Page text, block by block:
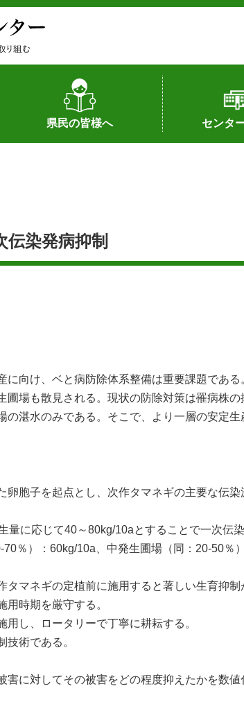
県民の皆様へ
作物や園芸に関する新技術
畜産に関する新技術
森林林業に関する新技術
病害虫に関する新技術
食品加工に関する新技術
水産に関する新技術
作物や園芸に関する豆知識
病害虫に関する豆知識
畜産に関する豆知識
水産に関する豆知識
バイテク・農業環境・機械関係
食品加工に関する豆知識
森林林業に関する豆知識
センタ
所長あいさつ
組織（各部署
アクセス
沿革
所内の施設配
染発病抑制
向け、ベと病防除体系整備は重要課題である
場も散見される。現状の防除対策は罹病株
湛水のみである。そこで、より一層の安定
胞子を起点とし、次作タマネギの主要な伝
量に応じて40～80kg/10aとすることで一次伝
70％）： 60kg/10a 、中発生圃場（同： 20-50％
マネギの定植前に施用すると著しい生育抑
時期を厳守する。
し、ロータリーで丁寧に耕耘する。
術である。
に対してその被害をどの程度抑えたかを数値